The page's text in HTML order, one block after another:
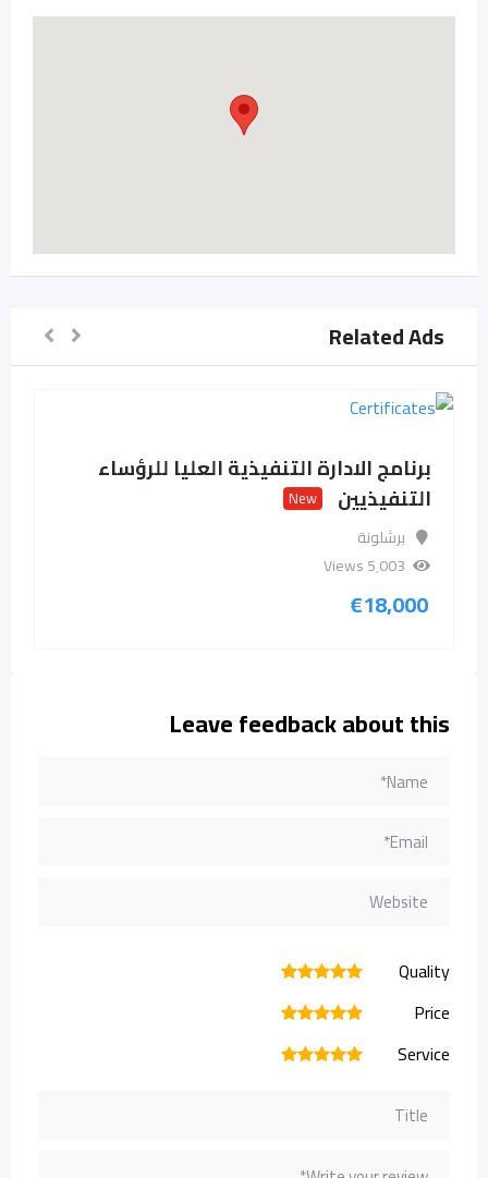
Related Ads
برنامج الادارة التنفيذية العليا للرؤساء
التنفيذيين
New
برشلونة
5٬003 Views
€18,000
Leave feedback about this
Quality
5
4
3
2
Price
5
4
3
2
Service
5
4
3
2